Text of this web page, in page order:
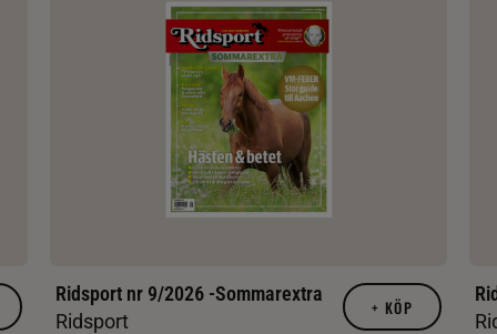
Ridsport nr 9/2026 -Sommarextra
Ridsport
+ KÖP